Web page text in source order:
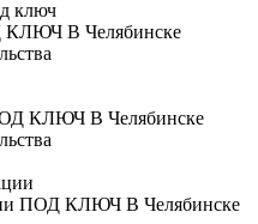
В Челябинске
КЛЮЧ В Челябинске
ПОД КЛЮЧ В Челябинске